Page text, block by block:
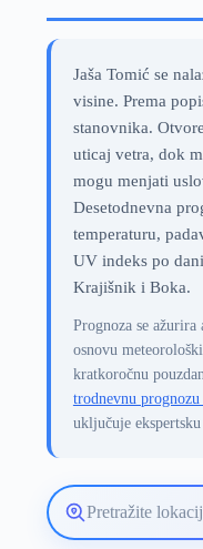
Jaša Tomić se
visine. Prema
stanovnika.
uticaj vetra, dok
mogu menjati
Desetodnevna
temperaturu,
UV indeks po
Krajišnik i Boka.
Prognoza se ažurira
osnovu
kratkoročnu
trodnevnu
uključuje
Pretražite
lokaciju